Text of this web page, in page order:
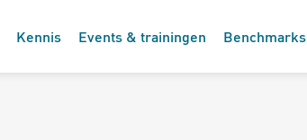
Kennis Events & trainingen Benchmarks